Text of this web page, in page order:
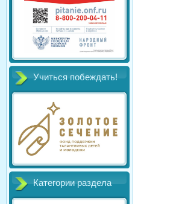
Учиться побеждать!
Категории раздела